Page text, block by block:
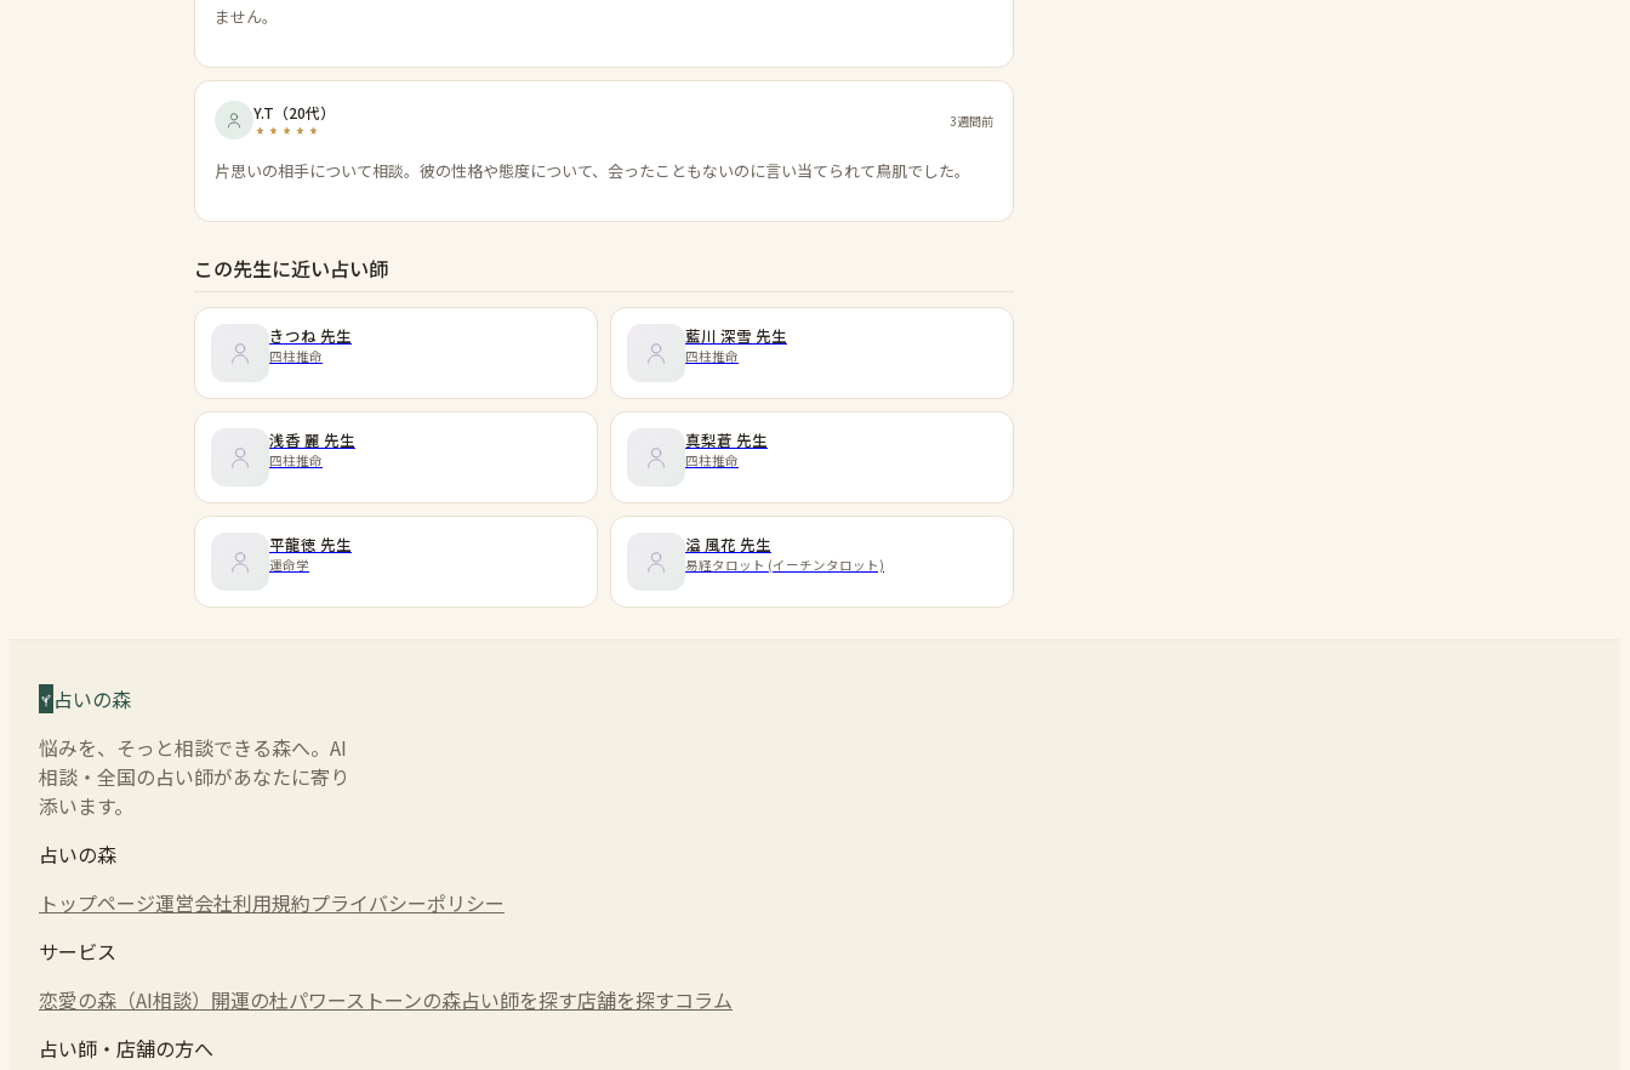
ません。
Y.T （20代） 3週間前
片思いの相手について相談。彼の性格や態度について、会ったこともないのに言い当てられて鳥肌でした。
この先生に近い占い師
きつね 先生
四柱推命
藍川 深雪 先生
四柱推命
浅香 麗 先生
四柱推命
真梨蒼 先生
四柱推命
平龍徳 先生
運命学
溢 風花 先生
易経タロット (イーチンタロット)
占いの森
悩みを、そっと相談できる森へ。AI
相談・全国の占い師があなたに寄り
添います。
占いの森
トップページ運営会社利用規約プライバシーポリシー
サービス
恋愛の森（AI相談） 開運の杜パワーストーンの森占い師を探す店舗を探すコラム
占い師・店舗の方へ